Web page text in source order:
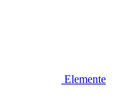
Elemente